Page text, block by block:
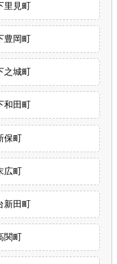
里見町
豊岡町
之城町
和田町
保町
広町
新田町
関町